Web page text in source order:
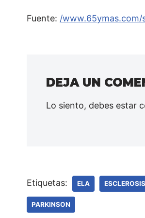
Fuente: /www.65ymas.com/
DEJA UN
Lo siento, debes estar
Etiquetas: ELA
PARKINSON